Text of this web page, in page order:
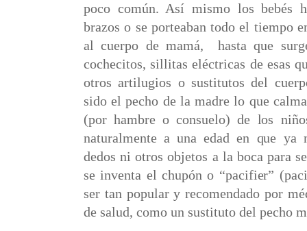
poco común. Así mismo los bebés
brazos o se porteaban todo el tiempo
al cuerpo de mamá,
hasta que
cochecitos, sillitas eléctricas de esas
otros artilugios o sustitutos del
sido el pecho de la madre lo que
(por hambre o consuelo) de los
naturalmente a una edad en que ya
dedos ni otros objetos a la boca para
se inventa el chupón o “pacifier”
ser tan popular y recomendado por
de salud, como un sustituto del pecho